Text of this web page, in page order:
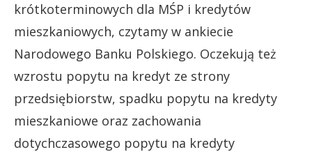
krótkoterminowych dla MŚP i kredytów
mieszkaniowych, czytamy w ankiecie
Narodowego Banku Polskiego. Oczekują też
wzrostu popytu na kredyt ze strony
przedsiębiorstw, spadku popytu na kredyty
mieszkaniowe oraz zachowania
dotychczasowego popytu na kredyty